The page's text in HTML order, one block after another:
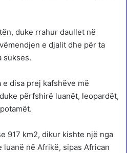
duke rrahur daullet në
e djalit dhe për ta
sukses.
disa prej kafshëve më
përfshirë luanët, leopardët,
917 km2, dikur kishte një nga
luanë në Afrikë, sipas African